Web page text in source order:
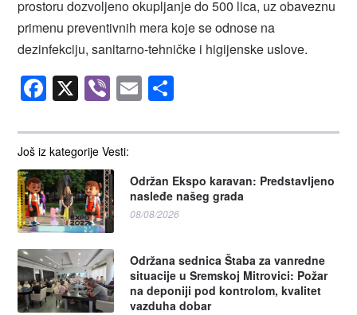
Još iz kategorije Vesti:
Održan Ekspo karavan: Predstavljeno
nasleđe našeg grada
08/08/2026
Održana sednica Štaba za vanredne
situacije u Sremskoj Mitrovici: Požar
na deponiji pod kontrolom, kvalitet
vazduha dobar
prostoru dozvoljeno okupljanje do 500 lica, uz obaveznu
primenu preventivnih mera koje se odnose na
dezinfekciju, sanitarno-tehničke i higijenske uslove.
Facebook
X ViberEmail